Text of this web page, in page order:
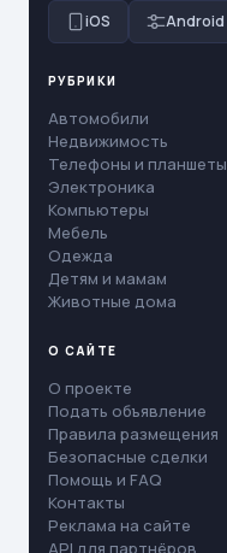
iOS Android
РУБРИКИ
Автомобили
Недвижимость
Телефоны и планшеты
Электроника
Компьютеры
Мебель
Одежда
Детям и мамам
Животные дома
О САЙТЕ
О проекте
Подать объявление
Правила размещения
Безопасные сделки
Помощь и FAQ
Контакты
Реклама на сайте
API для партнёров